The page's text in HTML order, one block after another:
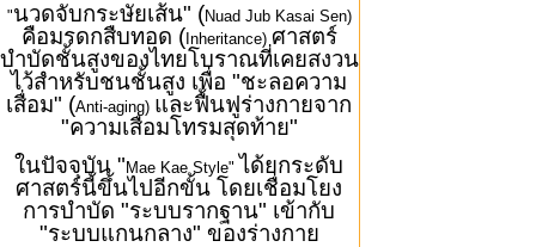
"นวดจับกระษัยเส้น" (Nuad Jub Kasai Sen)
คือมรดกสืบทอด ( Inheritance) ศาสตร์
บำบัดชั้นสูงของไทยโบราณที่เคยสงวน
ไว้สำหรับชนชั้นสูง เพื่อ "ชะลอความ
เสื่อม" (Anti-aging) และฟื้นฟูร่างกายจาก
"ความเสื่อมโทรมสุดท้าย"
ในปัจจุบัน " Mae Kae Style" ได้ยกระดับ
ศาสตร์นี้ขึ้นไปอีกขั้น โดยเชื่อมโยง
การบำบัด "ระบบรากฐาน" เข้ากับ
"ระบบแกนกลาง" ของร่างกาย